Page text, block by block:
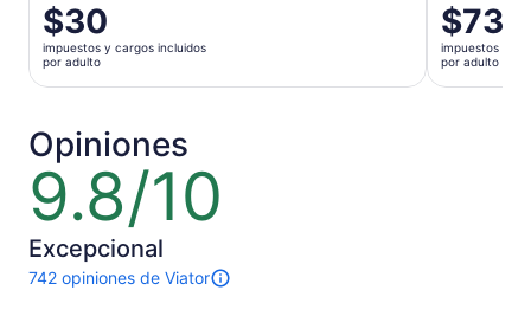
El
precio
es
de
por
adulto
$30
impuestos y cargos incluidos
por adulto
El
precio
es
de
$73
impuestos y
por adulto
Opiniones
9.8/10
9.8
de
10
Excepcional
742 opiniones de Viator
Hay